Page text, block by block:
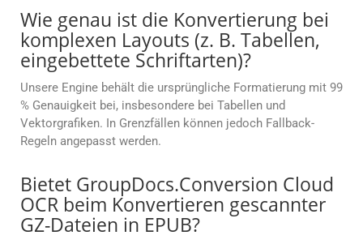
Wie genau ist die Konvertierung bei
komplexen Layouts (z. B. Tabellen,
eingebettete Schriftarten)?
Unsere Engine behält die ursprüngliche Formatierung mit 99
% Genauigkeit bei, insbesondere bei Tabellen und
Vektorgrafiken. In Grenzfällen können jedoch Fallback-
Regeln angepasst werden.
Bietet GroupDocs.Conversion Cloud
OCR beim Konvertieren gescannter
GZ-Dateien in EPUB?